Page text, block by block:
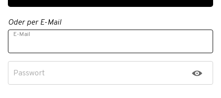
Oder per E-Mail
E-Mail
Passwort